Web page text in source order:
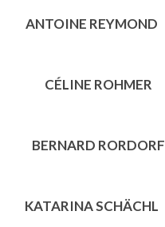
ANTOINE REYMOND
CÉLINE ROHMER
BERNARD RORDORF
KATARINA SCHÄCHL